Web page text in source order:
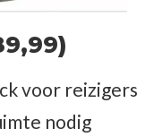
voor reizigers
nodig